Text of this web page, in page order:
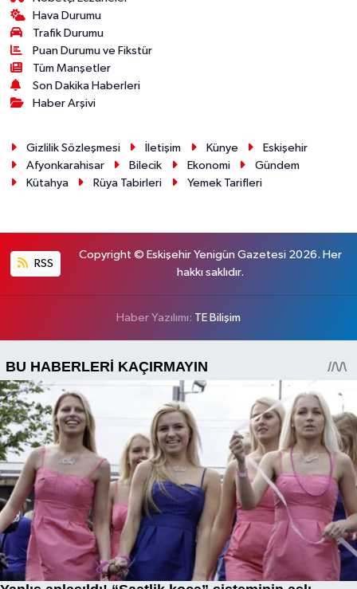
Hava Durumu
Trafik Durumu
Puan Durumu ve Fikstür
Tüm Manşetler
Son Dakika Haberleri
Haber Arşivi
Gizlilik Sözleşmesi İletişim Künye
Eskişehir
Afyonkarahisar
Bilecik Ekonomi
Gündem
Kütahya
Rüya Tabirleri Yemek Tarifleri
RSS
Copyright © Eskişehir Yenigün Gazetesi 2026. Her
hakkı saklıdır.
Haber Yazılımı: TE Bilişim